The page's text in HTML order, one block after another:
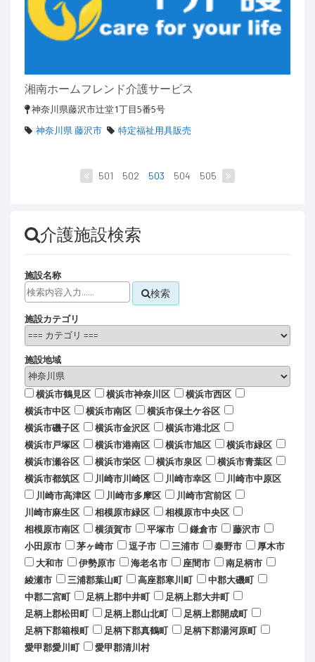
湘南ホームフレンド介護サービス
神奈川県藤沢市辻堂1丁目5番5号
神奈川県 藤沢市
特定福祉用具販売
501 502 503 504 505
介護施設検索
施設名称
検索
施設カテゴリ
施設地域
横浜市鶴見区 横浜市神奈川区
横浜市西区
横浜市中区
横浜市南区
横浜市保土ケ谷区
横浜市磯子区
横浜市金沢区
横浜市港北区
横浜市戸塚区
横浜市港南区 横浜市旭区
横浜市緑区
横浜市瀬谷区
横浜市栄区 横浜市泉区
横浜市青葉区
横浜市都筑区
川崎市川崎区 川崎市幸区
川崎市中原区
川崎市高津区
川崎市多摩区
川崎市宮前区
川崎市麻生区
相模原市緑区
相模原市中央区
相模原市南区
横須賀市 平塚市 鎌倉市
藤沢市
小田原市
茅ヶ崎市 逗子市 三浦市 秦野市
厚木市
大和市
伊勢原市 海老名市 座間市
南足柄市
綾瀬市
三浦郡葉山町 高座郡寒川町
中郡大磯町
中郡二宮町
足柄上郡中井町
足柄上郡大井町
足柄上郡松田町
足柄上郡山北町
足柄上郡開成町
足柄下郡箱根町
足柄下郡真鶴町
足柄下郡湯河原町
愛甲郡愛川町
愛甲郡清川村